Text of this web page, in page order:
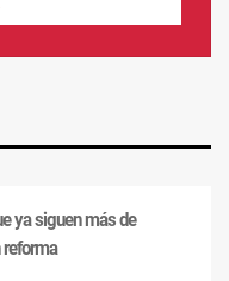
ya siguen más de